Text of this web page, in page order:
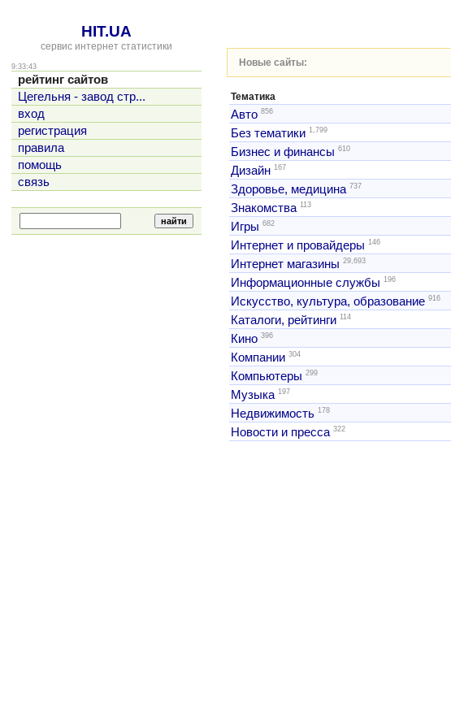
HIT.UA
сервис интернет статистики
9:33:43
рейтинг сайтов
Цегельня - завод стр...
вход
регистрация
правила
помощь
связь
Новые сайты:
Тематика
Авто 856
Без тематики 1,799
Бизнес и финансы 610
Дизайн 167
Здоровье, медицина 737
Знакомства 113
Игры 682
Интернет и провайдеры 146
Интернет магазины 29,693
Информационные службы 196
Искусство, культура, образование 916
Каталоги, рейтинги 114
Кино 396
Компании 304
Компьютеры 299
Музыка 197
Недвижимость 178
Новости и пресса 322